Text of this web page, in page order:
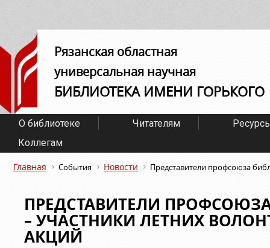
Рязанская областная
универсальная научная
БИБЛИОТЕКА ИМЕНИ ГОРЬКОГО
О библиотеке Читателям
Коллегам
Главная События Новости Представители профсоюза
ПРЕДСТАВИТЕЛИ
– УЧАСТНИКИ ЛЕТНИХ
АКЦИЙ